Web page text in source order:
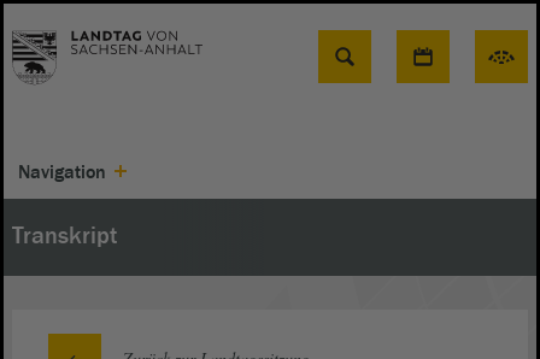
Suche
Navigation
Transkript